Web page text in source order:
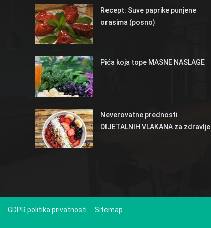
Recept: Suve paprike punjene
orasima (posno)
Pića koja tope MASNE NASLAGE
Neverovatne prednosti
DIJETALNIH VLAKANA za zdravlje
GDPR politika privatnosti Sitemap